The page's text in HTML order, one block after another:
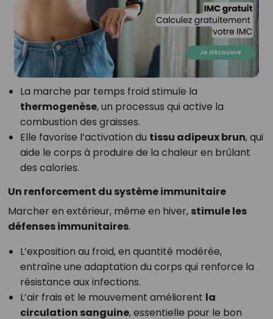
La marche par temps froid stimule la
thermogenèse, un processus qui active la
combustion des graisses.
Elle favorise l’activation du tissu adipeux brun, qui
aide le corps à produire de la chaleur en brûlant
des calories.
Un renforcement du système immunitaire
Marcher en extérieur, même en hiver, stimule les
défenses immunitaires.
L’exposition au froid, en quantité modérée,
entraîne une adaptation du corps qui renforce la
résistance aux infections.
L’air frais et le mouvement améliorent la
circulation sanguine, essentielle pour le bon